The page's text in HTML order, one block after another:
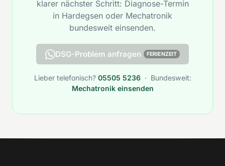
klarer nächster Schritt: Diagnose-Termin
in Hardegsen oder Mechatronik
bundesweit einsenden.
DSG-Problem anfragen FERIENZEIT
Lieber telefonisch? 05505 5236· Bundesweit:
Mechatronik einsenden